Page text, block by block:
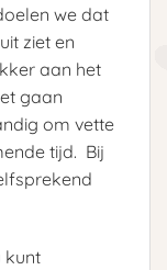
we dat
ziet en
aan het
gaan
om vette
tijd. Bij
kunt